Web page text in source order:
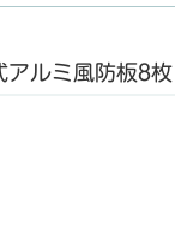
アルミ風防板8枚